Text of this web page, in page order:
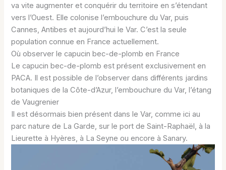
va vite augmenter et conquérir du territoire en s’étendant
vers l’Ouest. Elle colonise l’embouchure du Var, puis
Cannes, Antibes et aujourd’hui le Var. C’est la seule
population connue en France actuellement.
Où observer le capucin bec-de-plomb en France
Le capucin bec-de-plomb est présent exclusivement en
PACA. Il est possible de l’observer dans différents jardins
botaniques de la Côte-d’Azur, l’embouchure du Var, l’étang
de Vaugrenier
Il est désormais bien présent dans le Var, comme ici au
parc nature de La Garde, sur le port de Saint-Raphaël, à la
Lieurette à Hyères, à La Seyne ou encore à Sanary.